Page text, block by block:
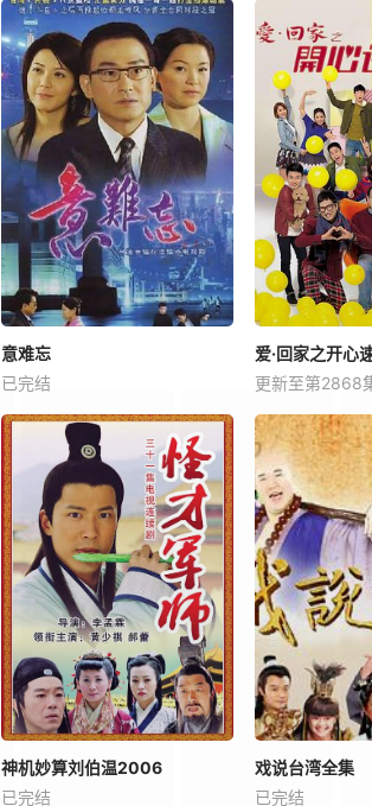
意难忘
已完结
爱·回家之开心
更新至第2868
神机妙算刘伯温2006
已完结
戏说台湾全集
已完结